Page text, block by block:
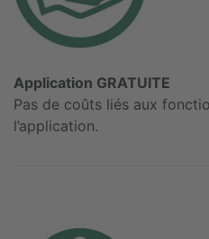
Application GRATUITE
Pas de coûts liés aux
l’application.